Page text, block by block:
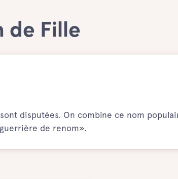
de Fille
disputées. On combine ce nom
de renom».